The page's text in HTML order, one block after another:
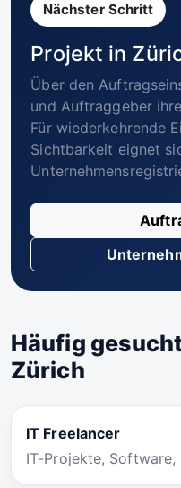
Nächster Schritt
Projekt in
Über den
und Auftraggeber
Für wiederkehrende
Sichtbarkeit eignet
Häufig
Zürich
IT Freelancer
IT-Projekte,